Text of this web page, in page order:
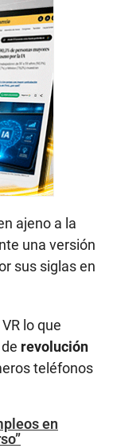
ajeno a la
una versión
sus siglas en
lo que
revolución
teléfonos
en